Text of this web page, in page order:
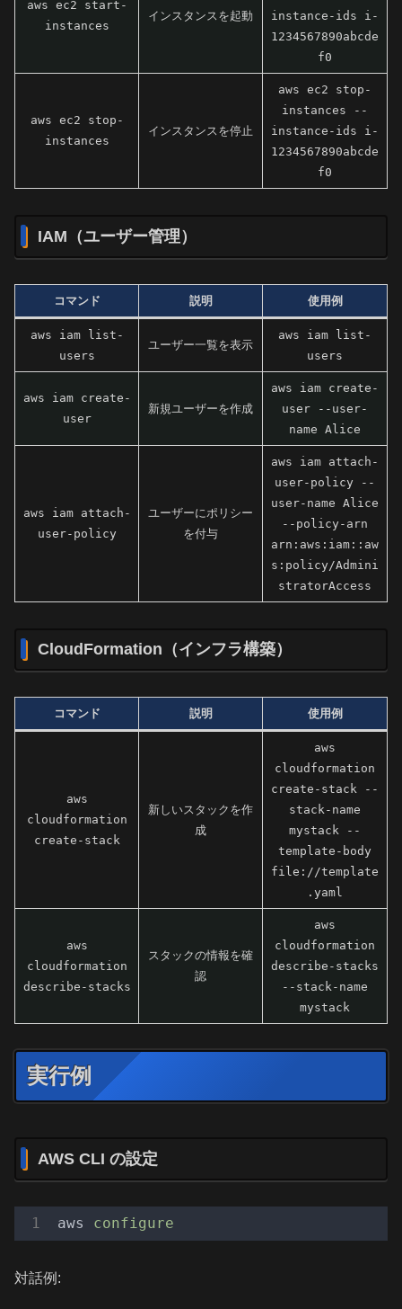
aws ec2 start-
instances
インスタンスを起動
instance-ids i-
1234567890abcde
f0
aws ec2 stop-
instances
インスタンスを停止
aws ec2 stop-
instances --
instance-ids i-
1234567890abcde
f0
IAM（ユーザー管理）
コマンド 説明 使用例
aws iam list-
users
ユーザー一覧を表示
aws iam list-
users
aws iam create-
user
新規ユーザーを作成
aws iam create-
user --user-
name Alice
aws iam attach-
user-policy
ユーザーにポリシー
を付与
aws iam attach-
user-policy --
user-name Alice
--policy-arn
arn:aws:iam::aw
s:policy/Admini
stratorAccess
CloudFormation（インフラ構築）
コマンド 説明 使用例
aws
cloudformation
create-stack
新しいスタックを作
成
aws
cloudformation
create-stack --
stack-name
mystack --
template-body
file://template
.yaml
aws
cloudformation
describe-stacks
スタックの情報を確
認
aws
cloudformation
describe-stacks
--stack-name
mystack
実行例
AWS CLI の設定
aws configure
対話例: